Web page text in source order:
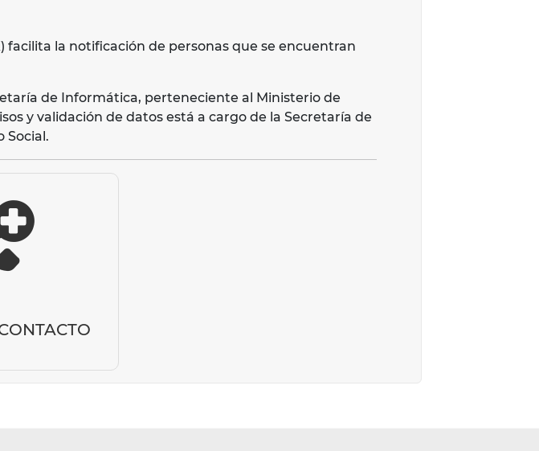
facilita la notificación de personas que se encuentran
de Informática, perteneciente al Ministerio de
y validación de datos está a cargo de la Secretaría de
Social.